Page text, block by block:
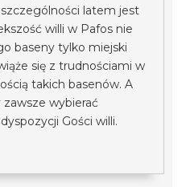
latem jest
willi w Pafos nie
baseny tylko miejski
się z trudnościami w
takich basenów. A
wybierać
Gości willi.